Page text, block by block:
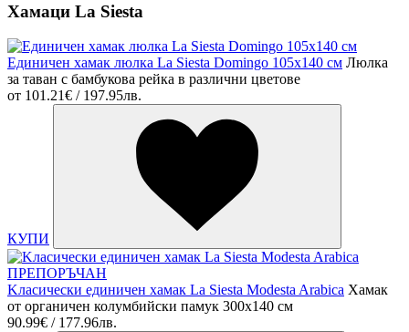
Хамаци La Siesta
Единичен хамак люлка La Siesta Domingo 105x140 см Люлка
за таван с бамбукова рейка в различни цветове
от 101.21€ / 197.95лв.
КУПИ
ПРЕПОРЪЧАН
Kласически единичен хамак La Siesta Modesta Arabica Хамак
от органичен колумбийски памук 300х140 см
90.99€ / 177.96лв.